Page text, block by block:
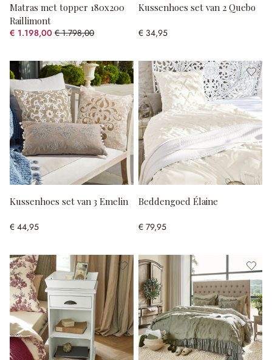
Matras met topper 180x200
Raillimont
€ 1.198,00 € 1.798,00
(33.37% gespart)
Kussenhoes set van 2 Quebo
€ 34,95
Kussenhoes set van 3 Emelin
€ 44,95
Beddengoed Élaine
€ 79,95